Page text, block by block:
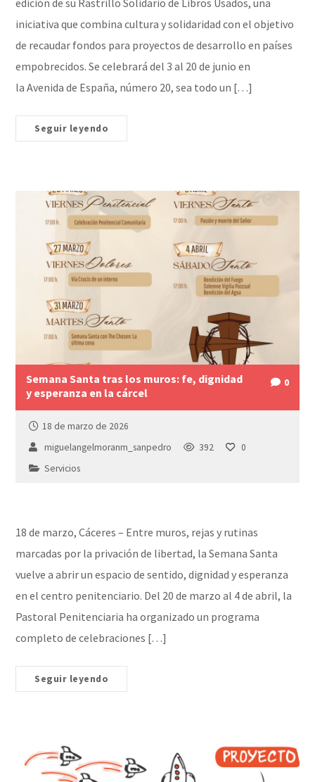
edición de su Rastrillo Solidario de Libros Usados, una
iniciativa que combina cultura y solidaridad con el objetivo
de recaudar fondos para proyectos de desarrollo en países
empobrecidos. Se celebrará del 3 al 20 de junio en
la Avenida de España, número 20, sea todo un […]
Seguir leyendo
Semana Santa tras los muros: fe, dignidad
y esperanza en la cárcel
0
18 de marzo de 2026
miguelangelmoranm_sanpedro
392
0
Servicios
18 de marzo, Cáceres – Entre muros, rejas y rutinas
marcadas por la privación de libertad, la Semana Santa
vuelve a abrir un espacio de sentido, dignidad y esperanza
en el centro penitenciario. Del 20 de marzo al 4 de abril, la
Pastoral Penitenciaria ha organizado un programa
completo de celebraciones […]
Seguir leyendo